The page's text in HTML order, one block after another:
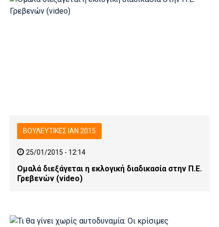
ΒΟΥΛΕΥΤΙΚΕΣ ΙΑΝ 2015
25/01/2015 - 12:14
Ομαλά διεξάγεται η εκλογική διαδικασία στην Π.Ε.
Γρεβενών (video)